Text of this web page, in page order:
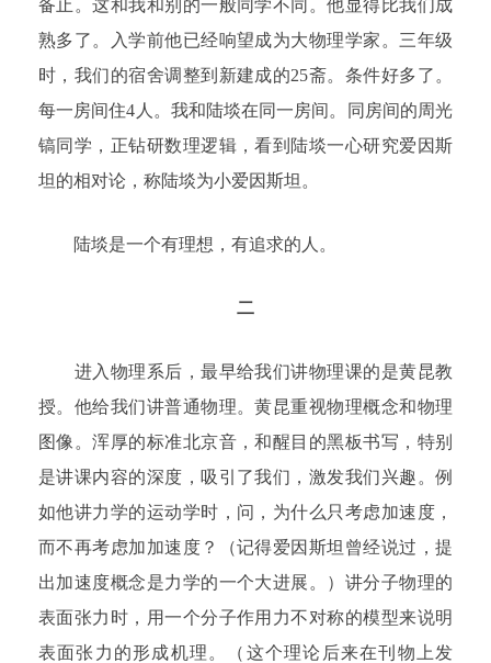
备止。这和我和别的一般同学不同。他显得比我们成
熟多了。入学前他已经响望成为大物理学家。三年级
时，我们的宿舍调整到新建成的25斋。条件好多了。
每一房间住4人。我和陆埮在同一房间。同房间的周光
镐同学，正钻研数理逻辑，看到陆埮一心研究爱因斯
坦的相对论，称陆埮为小爱因斯坦。
陆埮是一个有理想，有追求的人。
二
进入物理系后，最早给我们讲物理课的是黄昆教
授。他给我们讲普通物理。黄昆重视物理概念和物理
图像。浑厚的标准北京音，和醒目的黑板书写，特别
是讲课内容的深度，吸引了我们，激发我们兴趣。例
如他讲力学的运动学时，问，为什么只考虑加速度，
而不再考虑加加速度？（记得爱因斯坦曾经说过，提
出加速度概念是力学的一个大进展。）讲分子物理的
表面张力时，用一个分子作用力不对称的模型来说明
表面张力的形成机理。（这个理论后来在刊物上发